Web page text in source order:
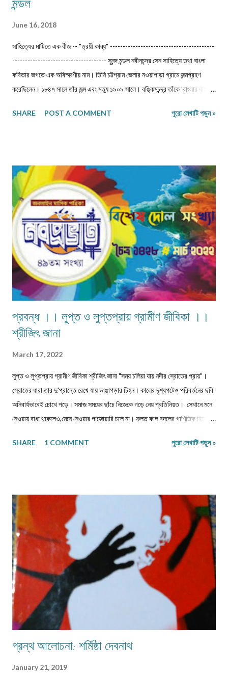
মন্ডল
June 16, 2018
সাহিত্যের মাটিতে এক বীজ -- "ত্রয়ী কাব্য" -----------------------------------------
------------------------------------- সুনন্দ মন্ডল নবীনচন্দ্র সেন সাহিত্যে তথা বাংলা
কবিতার জগতে এক অবিস্মরণীয় নাম। তিনি চট্টগ্রাম জেলার নওয়াপাড়া গ্রামে জন্মগ্রহণ
করেছিলেন। ১৮৪৭ সালে তাঁর জন্ম এবং মত্যু ১৯০৯ সালে। বঙ্কিমচন্দ্র তাঁকে 'বাংলার বায়রন'
প্রয়াসী হয়ে ভবিষ্যতের স্বপ্ন দেখেছেন।মধুসূদন-হেমচন্দ্র-নবীনচন্দ্র--এই তিন কবি বাংলা
'ত্রয়ী' কাব্যে ধর্মীয় ভাবধারার আবেগ ফুটিয়ে তোলা হয়েছে। ‎ ‎নবীনচন্দ্র সেন বহু কাব্য
লিখেছেন। যেমন- 'অবকাশরঞ্জিনী','পলাশীর যুদ্ধ', 'ক্লিওপেট্রা', 'রঙ্গমতী', 'খ্রীষ্ট', ...
SHARE POST A COMMENT পুরো লেখাটি পড়ুন »
প্রবন্ধ ।। লুপ্ত ও লুপ্তপ্রায় গ্রামীণ জীবিকা ।।
শ্রীজিৎ জানা
March 17, 2022
লুপ্ত ও লুপ্তপ্রায় গ্রামীণ জীবিকা শ্রীজিৎ জানা "সময় চলিয়া যায় নদীর স্রোতের প্রায়"।
স্রোতের ধারা তার দু'প্রান্তে রেখে যায় ভাঙাগড়ার চিহ্ন। কালের দৃশ্যপটেও পরিবর্তনের ছবি
অনিবার্যভাবেই চোখে পড়ে। সমাজ সময়ের ছাঁচে নিজেকে গড়ে নেয় প্রতিনিয়ত। সেখানে মনে
নেওয়ায় বাধা থাকলেও,মেনে নেওয়ার গাজোয়ারি চলে না। ফলত কাল বদলের গাণিতিক হিসেবে
থাকার সংগ্রাম। মানুষের জীবনযাপনের ক্ষেত্রে আজকে যা অত্যাবশ্যকীয় কাল তার বিকল্প রূপ
এককালীন। সব পেশার লোকেরাই কত নিষ্ঠা ভরে গাঁয়ে তাদের পরিষেবা দিত। বিনিময়ে
সামান্য আয় হত তাদের। আর সেই আয়টুকুই ছিল তাদের সংসার নির্বাহের একমাত্র উপায়।
কালে কালান্তরে সেই সব পেশা,সেই সব সমাজবন্ধুরা হারিয়ে গ্যাছে। শুধুমাত্র তারা বেঁচে
আছে অগ্রজের গল্পকথায়,আর বিভিন...
SHARE 1 COMMENT পুরো লেখাটি পড়ুন »
গ্রন্থ আলোচনা: শর্মিষ্ঠা দেবনাথ
January 21, 2019